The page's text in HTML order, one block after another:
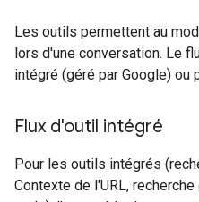
Les outils permettent au
lors d'une conversation. Le
intégré (géré par Google) ou
Flux d'outil intégré
Pour les outils intégrés
Contexte de l'URL,